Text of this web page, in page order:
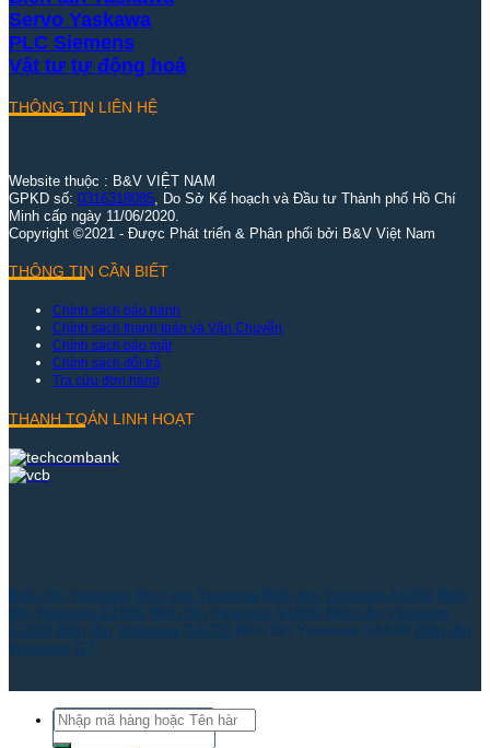
Servo Yaskawa
PLC Siemens
Vật tư tự động hoá
THÔNG TIN LIÊN HỆ
Website thuộc : B&V VIỆT NAM
GPKD số: 0316318085, Do Sở Kế hoạch và Đầu tư Thành phố Hồ Chí
Minh cấp ngày 11/06/2020.
Copyright ©2021 - Được Phát triển & Phân phối bởi B&V Việt Nam
THÔNG TIN CẦN BIẾT
Chính sách bảo hành
Chính sách thanh toán và Vận Chuyển
Chính sách bảo mật
Chính sách đổi trả
Tra cứu đơn hàng
THANH TOÁN LINH HOẠT
Biến tần Yaskawa Bien tan Yaskawa Biến tần Yaskawa A1000 Biến
tần Yaskawa E1000 Biến tần Yaskawa V1000 Biến tần Yaskawa
J1000 Biến tần Yaskawa GA700 Biến tần Yaskawa GA500 Biến tần
Yaskawa G7
Tìm
kiếm: